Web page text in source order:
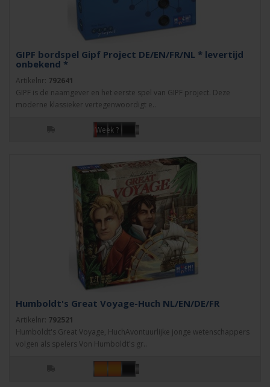
GIPF bordspel Gipf Project DE/EN/FR/NL * levertijd
onbekend *
Artikelnr: 792641
GIPF is de naamgever en het eerste spel van GIPF project. Deze
moderne klassieker vertegenwoordigt e..
Week ?
Humboldt's Great Voyage-Huch NL/EN/DE/FR
Artikelnr: 792521
Humboldt's Great Voyage, HuchAvontuurlijke jonge wetenschappers
volgen als spelers Von Humboldt's gr..